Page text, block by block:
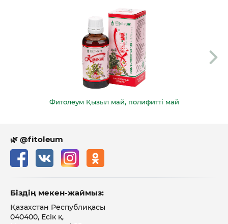
Фитолеум Қызыл май, полифитті май
🌿 @fitoleum
Біздің мекен-жаймыз:
Қазахстан Республиқасы
040400, Есік қ.